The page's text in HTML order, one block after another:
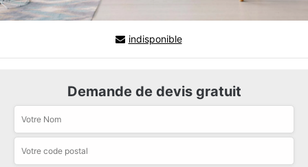
indisponible
Demande de devis gratuit